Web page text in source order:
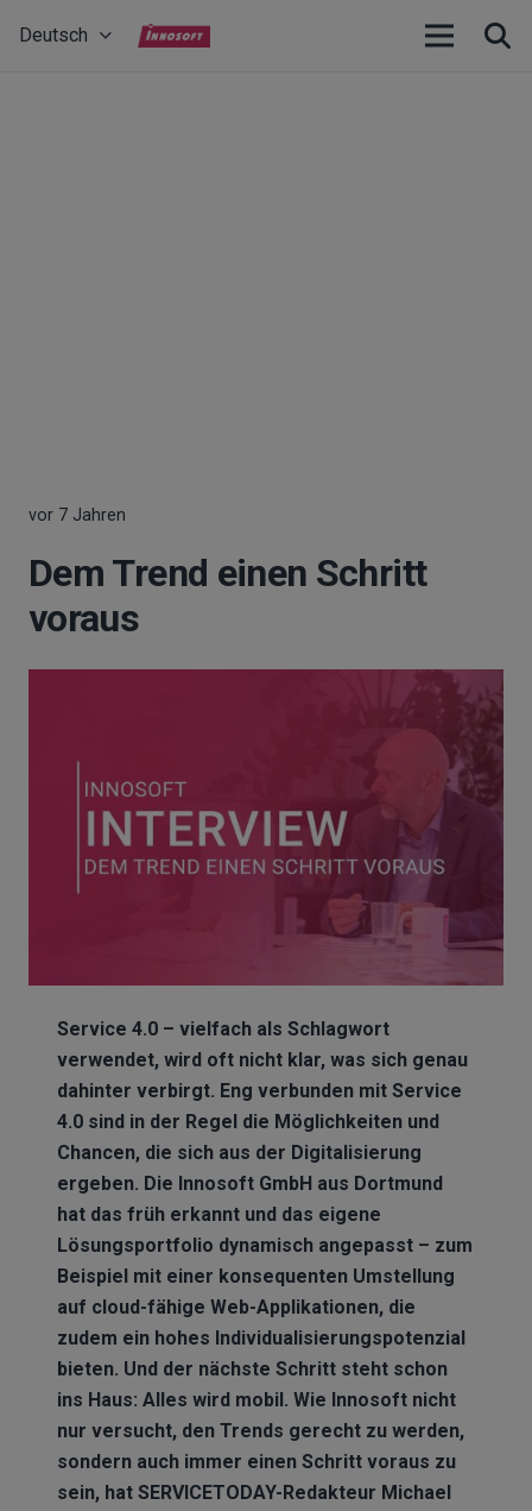
Deutsch
vor 7 Jahren
Dem Trend einen Schritt
voraus
Service 4.0 – vielfach als Schlagwort
verwendet, wird oft nicht klar, was sich genau
dahinter verbirgt. Eng verbunden mit Service
4.0 sind in der Regel die Möglichkeiten und
Chancen, die sich aus der Digitalisierung
ergeben. Die Innosoft GmbH aus Dortmund
hat das früh erkannt und das eigene
Lösungsportfolio dynamisch angepasst – zum
Beispiel mit einer konsequenten Umstellung
auf cloud-fähige Web-Applikationen, die
zudem ein hohes Individualisierungspotenzial
bieten. Und der nächste Schritt steht schon
ins Haus: Alles wird mobil. Wie Innosoft nicht
nur versucht, den Trends gerecht zu werden,
sondern auch immer einen Schritt voraus zu
sein, hat SERVICETODAY-Redakteur Michael